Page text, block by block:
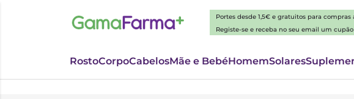
Portes desde 1,5€ e gratuitos para
Registe-se e receba no seu email um
RostoCorpoCabelosMãe e BebéHomemSolares